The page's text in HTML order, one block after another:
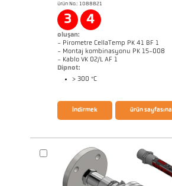
ürün No.: 1088821
3 4
oluşan:
- Pirometre CellaTemp PK 41 BF 1
- Montaj kombinasyonu PK 15-008
- Kablo VK 02/L AF 1
Dipnot:
> 300 °C
İndirmek ürün sayfasına